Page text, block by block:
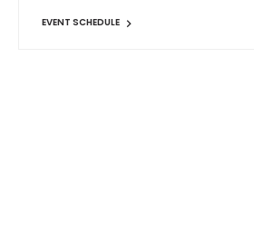
EVENT SCHEDULE